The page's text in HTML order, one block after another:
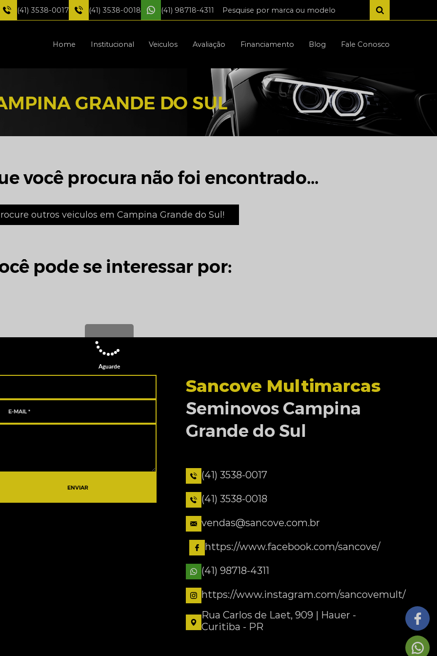
(41) 3538-0017 (41) 3538-0018 (41) 98718-4311
Home Institucional Veiculos Avaliação Financiamento Blog Fale Conosco
GRANDE DO SUL
você procura não foi encontrado...
outros veiculos em Campina Grande do Sul!
pode se interessar por:
ENVIAR
Sancove Multimarcas
Seminovos Campina
Grande do Sul
(41) 3538-0017
(41) 3538-0018
vendas@sancove.com.br
https://www.facebook.com/sancove/
(41) 98718-4311
https://www.instagram.com/sancovemult/
Rua Carlos de Laet, 909 | Hauer -
Curitiba - PR
Aguarde